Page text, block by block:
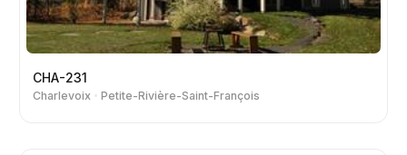
CHA-231
Charlevoix Petite-Rivière-Saint-François